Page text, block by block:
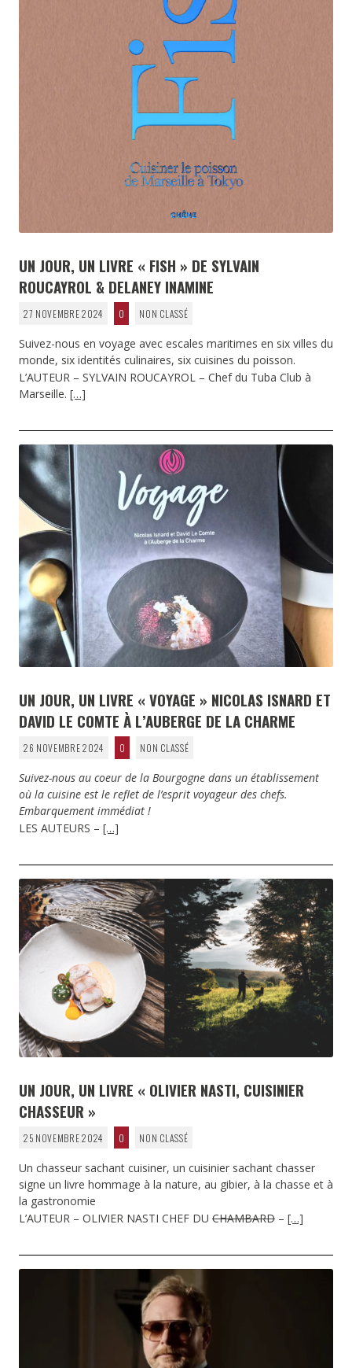
UN JOUR, UN LIVRE « FISH » DE SYLVAIN
ROUCAYROL & DELANEY INAMINE
27 NOVEMBRE 2024 0 NON CLASSÉ
Suivez-nous en voyage avec escales maritimes en six villes du
monde, six identités culinaires, six cuisines du poisson.
L’AUTEUR – SYLVAIN ROUCAYROL – Chef du Tuba Club à
Marseille. […]
UN JOUR, UN LIVRE « VOYAGE » NICOLAS ISNARD ET
DAVID LE COMTE À L’AUBERGE DE LA CHARME
26 NOVEMBRE 2024 0 NON CLASSÉ
Suivez-nous au coeur de la Bourgogne dans un établissement
où la cuisine est le reflet de l’esprit voyageur des chefs.
Embarquement immédiat !
LES AUTEURS – […]
UN JOUR, UN LIVRE « OLIVIER NASTI, CUISINIER
CHASSEUR »
25 NOVEMBRE 2024 0 NON CLASSÉ
Un chasseur sachant cuisiner, un cuisinier sachant chasser
signe un livre hommage à la nature, au gibier, à la chasse et à
la gastronomie
L’AUTEUR – OLIVIER NASTI CHEF DU CHAMBARD – […]